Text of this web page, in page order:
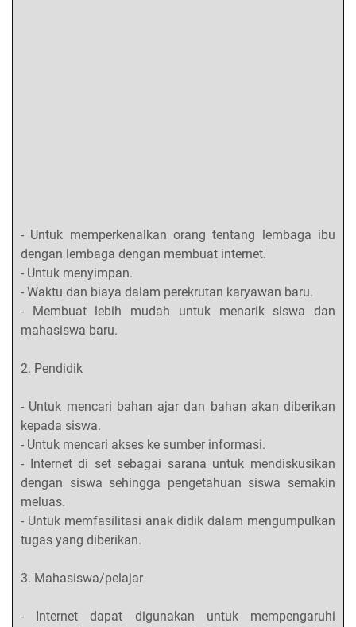
- Untuk memperkenalkan orang tentang lembaga ibu
dengan lembaga dengan membuat internet.
- Untuk menyimpan.
- Waktu dan biaya dalam perekrutan karyawan baru.
- Membuat lebih mudah untuk menarik siswa dan
mahasiswa baru.
2. Pendidik
- Untuk mencari bahan ajar dan bahan akan diberikan
kepada siswa.
- Untuk mencari akses ke sumber informasi.
- Internet di set sebagai sarana untuk mendiskusikan
dengan siswa sehingga pengetahuan siswa semakin
meluas.
- Untuk memfasilitasi anak didik dalam mengumpulkan
tugas yang diberikan.
3. Mahasiswa/pelajar
- Internet dapat digunakan untuk mempengaruhi